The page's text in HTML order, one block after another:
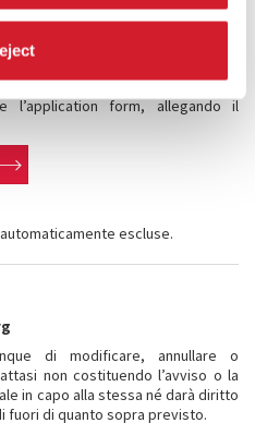
ad altre opere (è permesso
inglese
di co-autore, entrambi/e i/le
l’application form, allegando il
escluse.
di modificare, annullare o
non costituendo l’avviso o la
in capo alla stessa né darà diritto
fuori di quanto sopra previsto.